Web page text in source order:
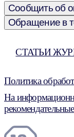
Сообщить об
Обращение в
СТАТЬИ
Политика
На